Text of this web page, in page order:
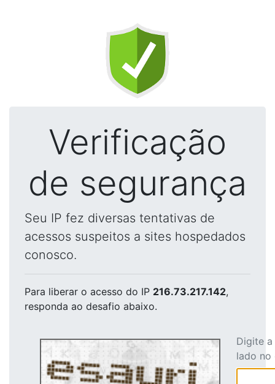
Verificação
de segurança
Seu IP fez diversas tentativas de
acessos suspeitos a sites hospedados
conosco.
Para liberar o acesso do IP 216.73.217.142,
responda ao desafio abaixo.
Digite
lado no